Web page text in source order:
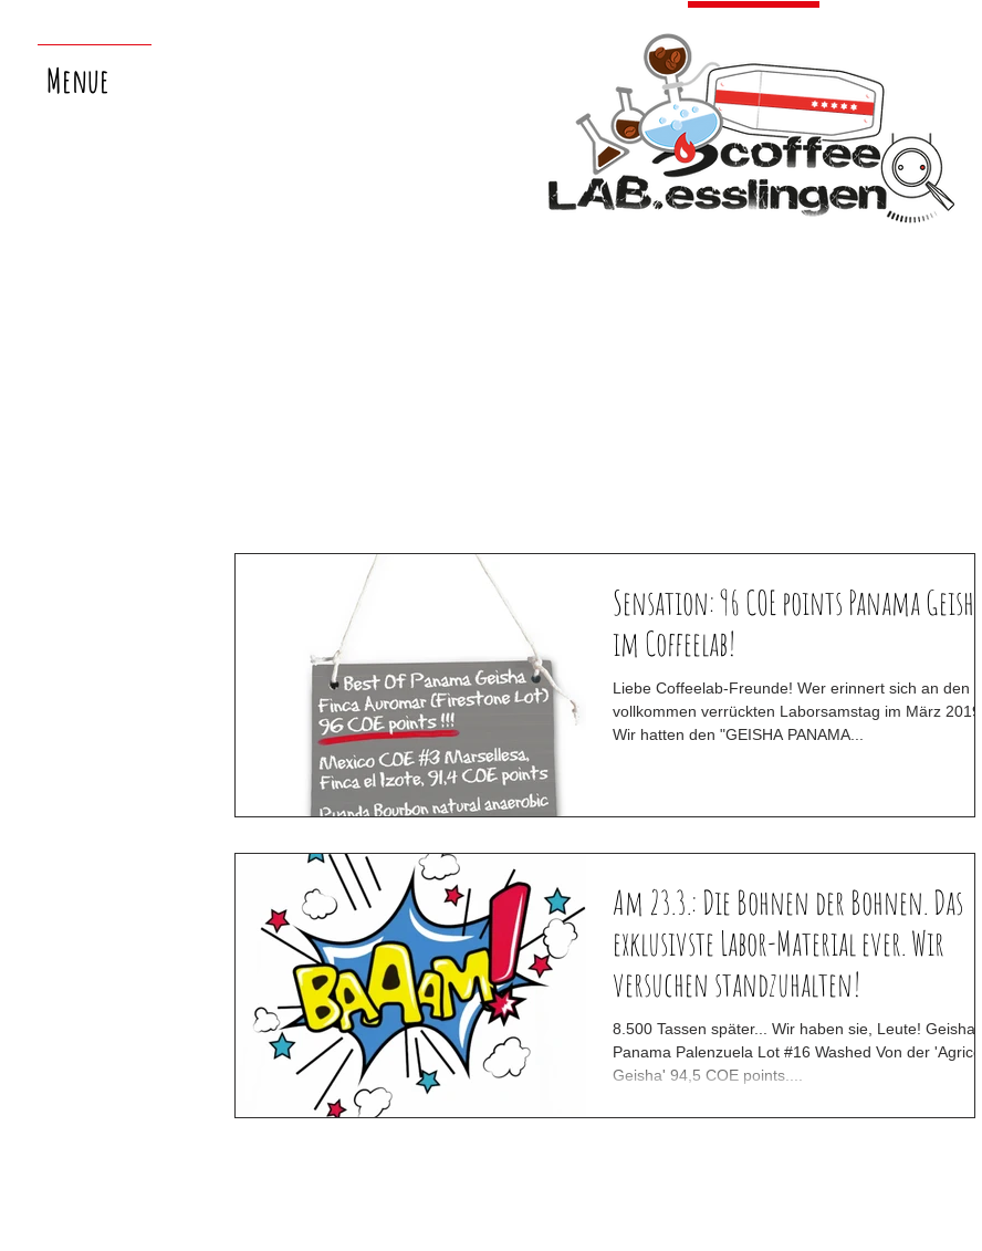
Menue
Sensation: 96 COE points Panama Geisha
im Coffeelab!
Liebe Coffeelab-Freunde! Wer erinnert sich an den
vollkommen verrückten Laborsamstag im März 2019?
Wir hatten den "GEISHA PANAMA...
Am 23.3.: Die Bohnen der Bohnen. Das
exklusivste Labor-Material ever. Wir
versuchen standzuhalten!
8.500 Tassen später... Wir haben sie, Leute! Geisha
Panama Palenzuela Lot #16 Washed Von der 'Agricola
Geisha' 94,5 COE points....